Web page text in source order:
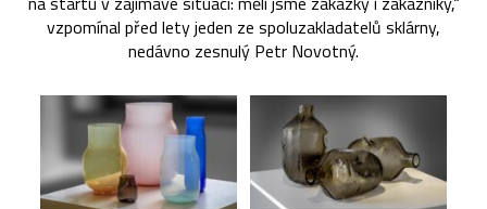
vzpomínal před lety jeden ze spoluzakladatelů sklárny,
nedávno zesnulý Petr Novotný.